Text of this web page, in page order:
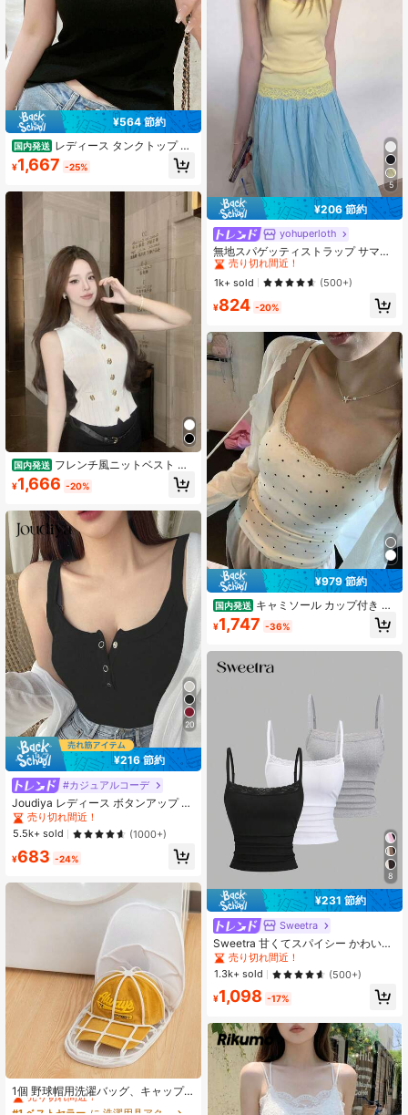
¥564 節約
国内発送 レディース タンクトップ ヘ
ンリーネック ボタン付き リブニット
インナー ノースリーブ 無地 着痩せ
春 夏 秋 ストレッチ 伸縮性 シンプル
大人可愛い トップス レイヤード 重
¥1,667 -25%
国内発送 フレンチ風ニットベスト レ
ースコンビ 伸縮性抜群 スリムフィッ
ト ノースリーブデザイン 優雅雰囲気
¥1,666 -20%
20
¥216 節約
#カジュアルコーデ
Joudiya レディース ボタンアップ V
ネック 夏用 ノースリーブ トップ
ス、ファッショナブルで多用途なタ
ンクトップ スクール
売り切れ間近！
5.5k+ sold
(1000+)
¥683 -24%
1個 野球帽用洗濯バッグ、キャップ
クリーニングツール、洗濯機対応 変
#1 ベストセラー
売り切れ間近！
#1 ベストセラー
#1 ベストセラー
5
¥206 節約
yohuperloth
無地スパゲッティストラップ サマー
レースフリルトリム キャミソール カ
ジュアル、ソフトガール イエロー
#6 ベストセラー
売り切れ間近！
#6 ベストセラー
売り切れ間近！
#6 ベストセラー
売り切れ間近！
#6 ベストセラー
に イエロー ノースリーブキャミソール
売り切れ間近！
1k+ sold (500+)
¥824 -20%
¥979 節約
国内発送 キャミソール カップ付き レ
ース ドット柄 インナー 水玉 タンク
トップ パッド入り リブ トップス レ
可愛い ガーリー デート ルームウェ
¥1,747 -36%
8
¥231 節約
Sweetra
Sweetra 甘くてスパイシー かわいく
てエレガント ミュージックフェス バ
ケーション カジュアル オールマッチ
デイリー デート オフィス スクール
タイトフィット ホワイト/ピンク/ブ
ラック レースキャミソール クロップ
売り切れ間近！
1.3k+ sold
(500+)
¥1,098 -17%